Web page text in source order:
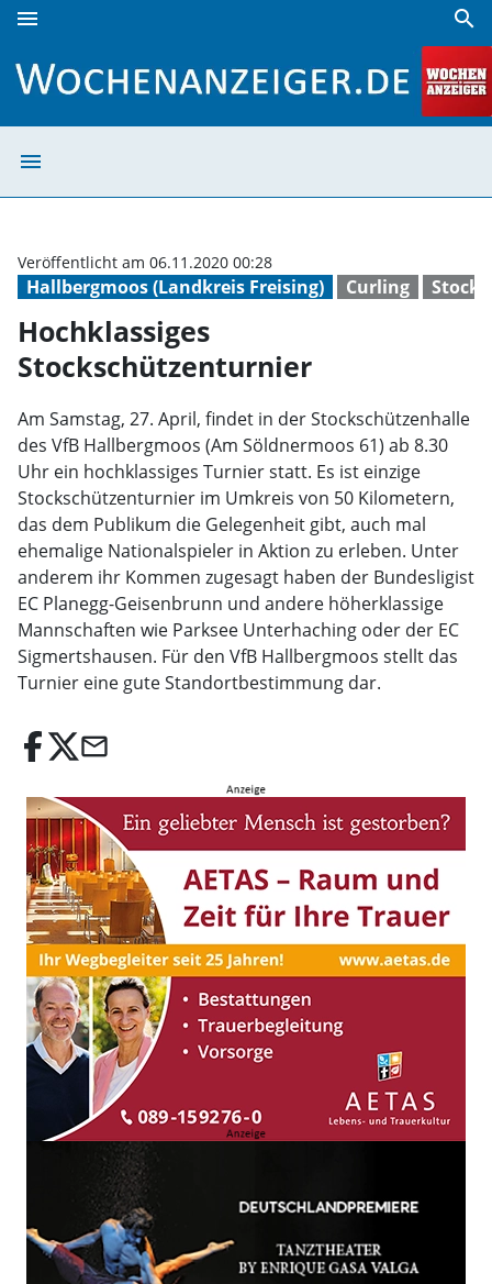
menu search
menu
Hallbergmoos (Landkreis Freising) Curling
Veröffentlicht am 06.11.2020 00:28
Hochklassiges
Stockschützenturnier
Am Samstag, 27. April, findet in der Stockschützenhalle
des VfB Hallbergmoos (Am Söldnermoos 61) ab 8.30
Uhr ein hochklassiges Turnier statt. Es ist einzige
Stockschützenturnier im Umkreis von 50 Kilometern,
das dem Publikum die Gelegenheit gibt, auch mal
ehemalige Nationalspieler in Aktion zu erleben. Unter
anderem ihr Kommen zugesagt haben der Bundesligist
EC Planegg-Geisenbrunn und andere höherklassige
Mannschaften wie Parksee Unterhaching oder der EC
Sigmertshausen. Für den VfB Hallbergmoos stellt das
Turnier eine gute Standortbestimmung dar.
email